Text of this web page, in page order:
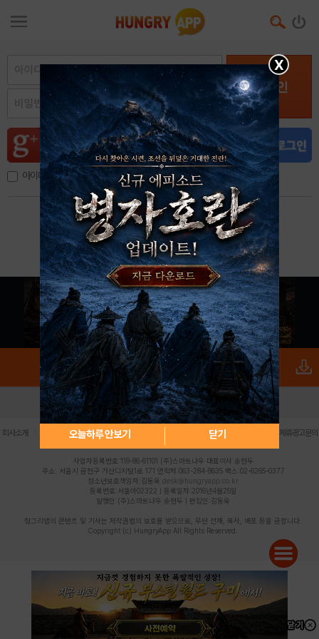
로그인
아이디, 이메일 저장
아이디 / 비밀번호 찾기 회원가입
X
오늘하루 안보기 닫기
로그인 PC버전 전체앱
회사소개 | 개인정보 처리방침 불법촬영물 신고센터 제휴광고문의
사업자등록번호:119-86-61101 (주)스마트나우 대표이사:송현두
주소: 서울시 금천구 가산디지털1로 171 연락처:063-284-8635 팩스:02-6265-0377
청소년보호책임자:김동욱 desk@hungryapp.co.kr
등록번호:서울아02322 | 등록일자:2016년4월25일
발행인:(주)스마트나우 송현두 | 편집인:김동욱
헝그리앱의 콘텐츠 및 기사는 저작권법의 보호를 받으므로, 무단 전재, 복사, 배포 등을 금합니다.
Copyright (c) HungryApp All Rights Reserved.